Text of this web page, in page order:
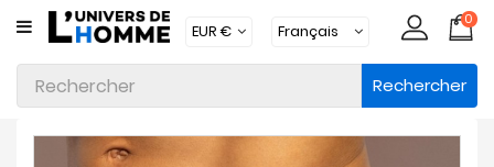
CATÉGORIE
Sous-
Vêtements
Vêtements
0
Rechercher